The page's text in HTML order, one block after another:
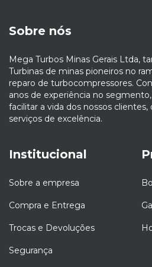
Sobre nós
Mega Turbos Minas Gerais Ltda,
Turbinas de minas pioneiros no
reparo de turbocompressores.
anos de experiência no
facilitar a vida dos nossos
serviços de excelência.
Institucional
Sobre a empresa
Compra e Entrega
Trocas e Devoluções
Segurança